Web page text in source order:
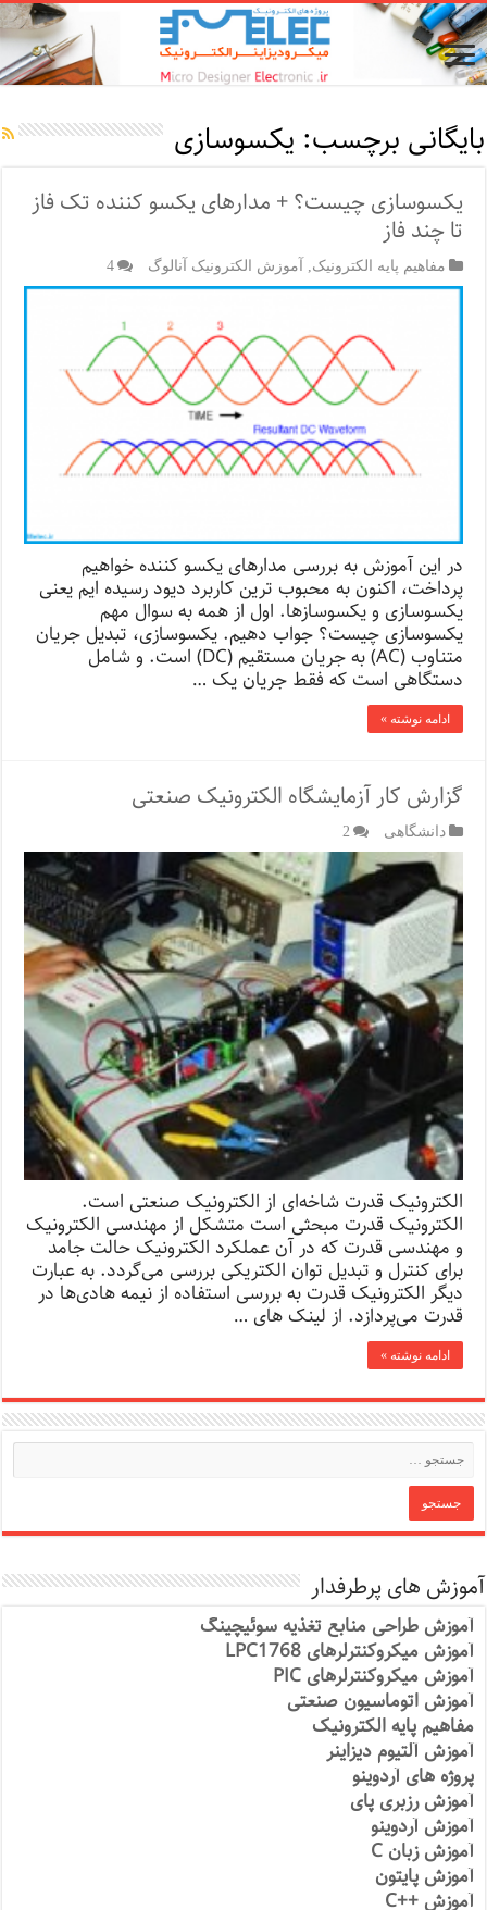
بایگانی برچسب: یکسوسازی
یکسوسازی چیست؟ + مدارهای یکسو کننده تک فاز
تا چند فاز
مفاهیم پایه الکترونیک آموزش الکترونیک آنالوگ 4
در این آموزش به بررسی مدارهای یکسو کننده خواهیم
پرداخت، اکنون به محبوب ترین کاربرد دیود رسیده ایم یعنی
یکسوسازی و یکسوسازها. اول از همه به سوال مهم
یکسوسازی چیست؟ جواب دهیم. یکسوسازی، تبدیل جریان
متناوب (AC) به جریان مستقیم (DC) است. و شامل
دستگاهی است که فقط جریان یک …
ادامه نوشته »
گزارش کار آزمایشگاه الکترونیک صنعتی
دانشگاهی 2
الکترونیک قدرت شاخه‌ای از الکترونیک صنعتی است.
الکترونیک قدرت مبحثی است متشکل از مهندسی الکترونیک
و مهندسی قدرت که در آن عملکرد الکترونیک حالت جامد
برای کنترل و تبدیل توان الکتریکی بررسی می‌گردد. به عبارت
دیگر الکترونیک قدرت به بررسی استفاده از نیمه هادی‌ها در
قدرت می‌پردازد. از لینک های …
ادامه نوشته »
آموزش های پرطرفدار
آموزش طراحی منابع تغذیه سوئیچینگ
آموزش میکروکنترلرهای LPC1768
آموزش میکروکنترلرهای PIC
آموزش اتوماسیون صنعتی
مفاهیم پایه الکترونیک
آموزش آلتیوم دیزاینر
پروژه های آردوینو
آموزش رزبری پای
آموزش آردوینو
آموزش زبان C
آموزش پایتون
آموزش ++C